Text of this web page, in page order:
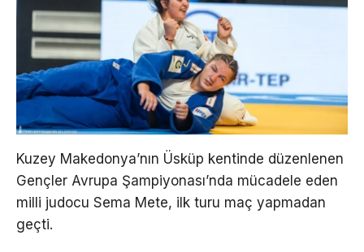
Kuzey Makedonya’nın Üsküp kentinde düzenlenen
Gençler Avrupa Şampiyonası’nda mücadele eden
milli judocu Sema Mete, ilk turu maç yapmadan
geçti.